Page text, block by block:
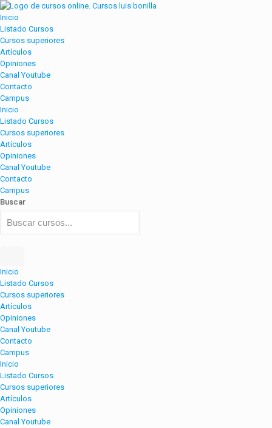
Inicio
Listado Cursos
Cursos superiores
Artículos
Opiniones
Canal Youtube
Contacto
Campus
Inicio
Listado Cursos
Cursos superiores
Artículos
Opiniones
Canal Youtube
Contacto
Campus
Buscar
Inicio
Listado Cursos
Cursos superiores
Artículos
Opiniones
Canal Youtube
Contacto
Campus
Inicio
Listado Cursos
Cursos superiores
Artículos
Opiniones
Canal Youtube